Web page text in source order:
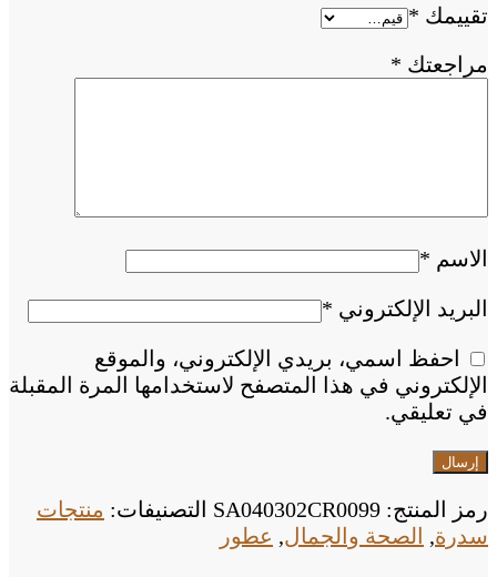
تقييمك *
مراجعتك *
الاسم *
البريد الإلكتروني *
احفظ اسمي، بريدي الإلكتروني، والموقع
الإلكتروني في هذا المتصفح لاستخدامها المرة المقبلة
في تعليقي.
رمز المنتج: SA040302CR0099 التصنيفات: منتجات
سدرة, الصحة والجمال, عطور